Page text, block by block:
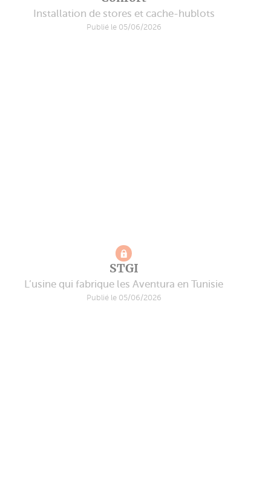
Installation de stores et cache-hublots
Publié le 05/06/2026
STGI
L’usine qui fabrique les Aventura en Tunisie
Publié le 05/06/2026